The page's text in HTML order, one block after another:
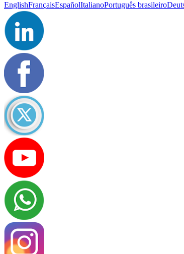
EnglishFrançaisEspañolItalianoPortuguês brasileiro